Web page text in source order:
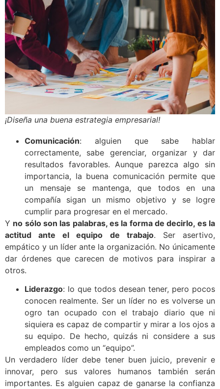
¡Diseña una buena estrategia empresarial!
Comunicación: alguien que sabe hablar
correctamente, sabe gerenciar, organizar y dar
resultados favorables. Aunque parezca algo sin
importancia, la buena comunicación permite que
un mensaje se mantenga, que todos en una
compañía sigan un mismo objetivo y se logre
cumplir para progresar en el mercado.
Y no sólo son las palabras, es la forma de decirlo, es la
actitud ante el equipo de trabajo. Ser asertivo,
empático y un líder ante la organización. No únicamente
dar órdenes que carecen de motivos para inspirar a
otros.
Liderazgo: lo que todos desean tener, pero pocos
conocen realmente. Ser un líder no es volverse un
ogro tan ocupado con el trabajo diario que ni
siquiera es capaz de compartir y mirar a los ojos a
su equipo. De hecho, quizás ni considere a sus
empleados como un “equipo”.
Un verdadero líder debe tener buen juicio, prevenir e
innovar, pero sus valores humanos también serán
importantes. Es alguien capaz de ganarse la confianza